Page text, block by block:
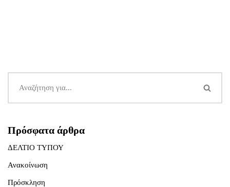
Πρόσφατα άρθρα
ΔΕΛΤΙΟ ΤΥΠΟΥ
Ανακοίνωση
Πρόσκληση